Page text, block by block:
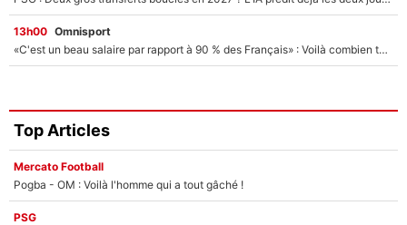
13h00 Omnisport
«C'est un beau salaire par rapport à 90 % des Français» : Voilà combien touchait Nelson Monfort sur France Télévisions avant de rejoindre CNews
Top Articles
Mercato Football
Pogba - OM : Voilà l'homme qui a tout gâché !
PSG